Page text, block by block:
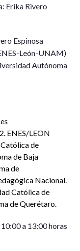
Erika Rivero
Espinosa
León-UNAM)
Autónoma
ENES/LEON
de
de Baja
de
Nacional.
Católica de
de Querétaro.
a 13:00 horas